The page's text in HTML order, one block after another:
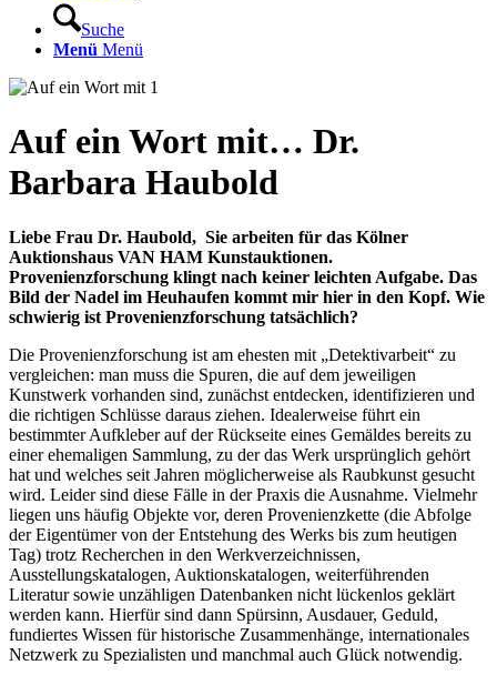
Suche
Menü Menü
Auf ein Wort mit… Dr.
Barbara Haubold
Liebe Frau Dr. Haubold, Sie arbeiten für das Kölner
Auktionshaus VAN HAM Kunstauktionen.
Provenienzforschung klingt nach keiner leichten Aufgabe. Das
Bild der Nadel im Heuhaufen kommt mir hier in den Kopf. Wie
schwierig ist Provenienzforschung tatsächlich?
Die Provenienzforschung ist am ehesten mit „Detektivarbeit“ zu
vergleichen: man muss die Spuren, die auf dem jeweiligen
Kunstwerk vorhanden sind, zunächst entdecken, identifizieren und
die richtigen Schlüsse daraus ziehen. Idealerweise führt ein
bestimmter Aufkleber auf der Rückseite eines Gemäldes bereits zu
einer ehemaligen Sammlung, zu der das Werk ursprünglich gehört
hat und welches seit Jahren möglicherweise als Raubkunst gesucht
wird. Leider sind diese Fälle in der Praxis die Ausnahme. Vielmehr
liegen uns häufig Objekte vor, deren Provenienzkette (die Abfolge
der Eigentümer von der Entstehung des Werks bis zum heutigen
Tag) trotz Recherchen in den Werkverzeichnissen,
Ausstellungskatalogen, Auktionskatalogen, weiterführenden
Literatur sowie unzähligen Datenbanken nicht lückenlos geklärt
werden kann. Hierfür sind dann Spürsinn, Ausdauer, Geduld,
fundiertes Wissen für historische Zusammenhänge, internationales
Netzwerk zu Spezialisten und manchmal auch Glück notwendig.